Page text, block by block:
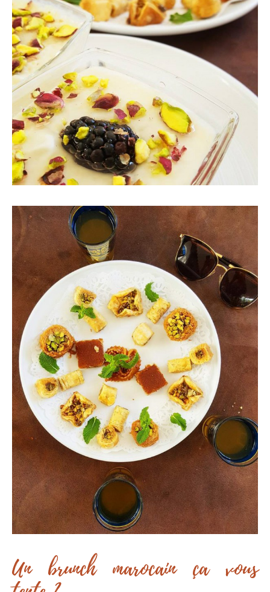
Un brunch marocain ça vous